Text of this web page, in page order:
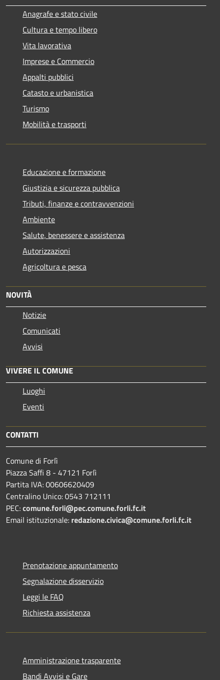
Anagrafe e stato civile
Cultura e tempo libero
Vita lavorativa
Imprese e Commercio
Appalti pubblici
Catasto e urbanistica
Turismo
Mobilità e trasporti
Educazione e formazione
Giustizia e sicurezza pubblica
Tributi, finanze e contravvenzioni
Ambiente
Salute, benessere e assistenza
Autorizzazioni
Agricoltura e pesca
NOVITÀ
Notizie
Comunicati
Avvisi
VIVERE IL COMUNE
Luoghi
Eventi
CONTATTI
Comune di Forlì
Piazza Saffi 8 - 47121 Forlì
Partita IVA: 00606620409
Centralino Unico: 0543 712111
PEC:comune.forli@pec.comune.forli.fc.it
Email istituzionale: redazione.civica@comune.forli.fc.it
Prenotazione appuntamento
Segnalazione disservizio
Leggi le FAQ
Richiesta assistenza
Amministrazione trasparente
Bandi Avvisi e Gare